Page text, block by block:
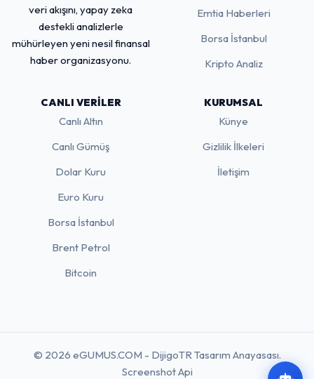
veri akışını, yapay zeka
destekli analizlerle
mühürleyen yeni nesil finansal
haber organizasyonu.
Emtia Haberleri
Borsa İstanbul
Kripto Analiz
CANLI VERILER
Canlı Altın
Canlı Gümüş
Dolar Kuru
Euro Kuru
Borsa İstanbul
Brent Petrol
Bitcoin
KURUMSAL
Künye
Gizlilik İlkeleri
İletişim
© 2026 eGUMUS.COM - DijigoTR Tasarım Anayasası.
Screenshot Api